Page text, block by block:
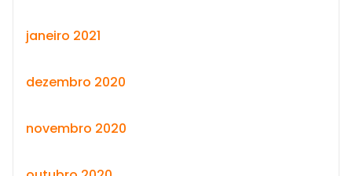
janeiro 2021
dezembro 2020
novembro 2020